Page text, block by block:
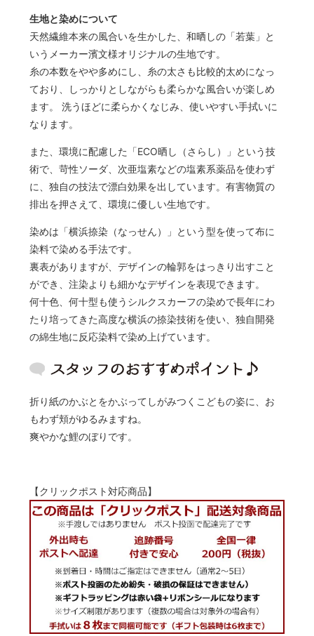
生地と染めについて
天然繊維本来の風合いを生かした、和晒しの「若葉」と
いうメーカー濱文様オリジナルの生地です。
糸の本数をやや多めにし、糸の太さも比較的太めになっ
ており、しっかりとしながらも柔らかな風合いが楽しめ
ます。 洗うほどに柔らかくなじみ、使いやすい手拭いに
なります。
また、環境に配慮した「ECO晒し（さらし）」という技
術で、苛性ソーダ、次亜塩素などの塩素系薬品を使わず
に、独自の技法で漂白効果を出しています。有害物質の
排出を押さえて、環境に優しい生地です。
染めは「横浜捺染（なっせん）」という型を使って布に
染料で染める手法です。
裏表がありますが、デザインの輪郭をはっきり出すこと
ができ、注染よりも細かなデザインを表現できます。
何十色、何十型も使うシルクスカーフの染めで長年にわ
たり培ってきた高度な横浜の捺染技術を使い、独自開発
の綿生地に反応染料で染め上げています。
折り紙のかぶとをかぶってしがみつくこどもの姿に、お
もわず頬がゆるみますね。
爽やかな鯉のぼりです。
【クリックポスト対応商品】